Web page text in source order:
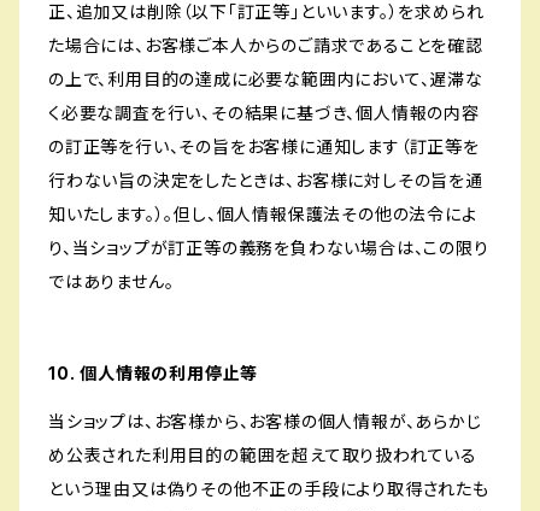
正、追加又は削除（以下「訂正等」といいます。）を求められ
た場合には、お客様ご本人からのご請求であることを確認
の上で、利用目的の達成に必要な範囲内において、遅滞な
く必要な調査を行い、その結果に基づき、個人情報の内容
の訂正等を行い、その旨をお客様に通知します（訂正等を
行わない旨の決定をしたときは、お客様に対しその旨を通
知いたします。）。但し、個人情報保護法その他の法令によ
り、当ショップが訂正等の義務を負わない場合は、この限り
ではありません。
10. 個人情報の利用停止等
当ショップは、お客様から、お客様の個人情報が、あらかじ
め公表された利用目的の範囲を超えて取り扱われている
という理由又は偽りその他不正の手段により取得されたも